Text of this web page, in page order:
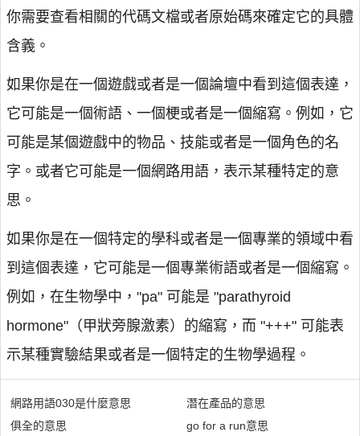
你需要查看相關的代碼文檔或者原始碼來確定它的具體
含義。
如果你是在一個遊戲或者是一個論壇中看到這個表達，
它可能是一個術語、一個梗或者是一個縮寫。例如，它
可能是某個遊戲中的物品、技能或者是一個角色的名
字。或者它可能是一個網路用語，表示某種特定的意
思。
如果你是在一個特定的學科或者是一個專業的領域中看
到這個表達，它可能是一個專業術語或者是一個縮寫。
例如，在生物學中，"pa" 可能是 "parathyroid
hormone"（甲狀旁腺激素）的縮寫，而 "+++" 可能表
示某種實驗結果或者是一個特定的生物學過程。
網路用語030是什麼意思
俱全的意思
潛在產品的意思
go for a run意思